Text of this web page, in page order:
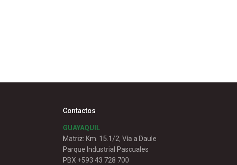
Contactos
GUAYAQUIL
Matriz: Km. 15.1/2, Vía a Daule
Parque Industrial Pascuales
PBX +593 43 728 700